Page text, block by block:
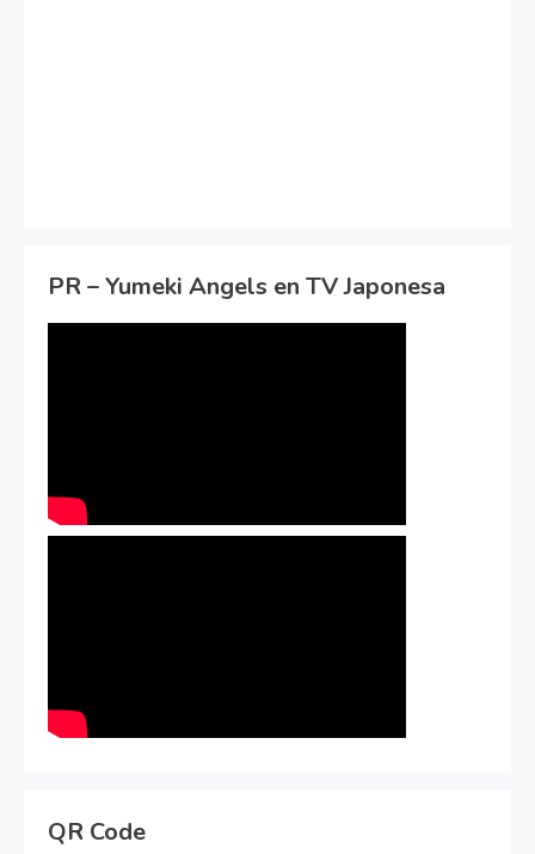
PR – Yumeki Angels en TV Japonesa
QR Code